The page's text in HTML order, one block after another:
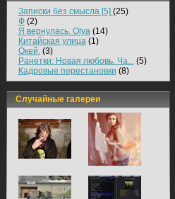
Записки без смысла [5] (25)
Ф(2)
Я вернулась. Olya(14)
Китайская улица(1)
Окей.(3)
Ранетки: Новая любовь. Ча...(5)
Кадровые перестановки (8)
Случайные галереи